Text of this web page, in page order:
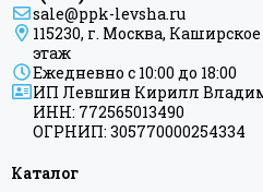
sale@ppk-levsha.ru
115230, г. Москва,
этаж
Ежедневно с 10:00 до 18:00
ИП Левшин Кирилл
ИНН: 772565013490
ОГРНИП: 305770000254334
Каталог